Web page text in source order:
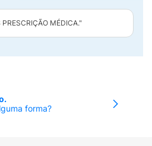
MÉDICA."
forma?